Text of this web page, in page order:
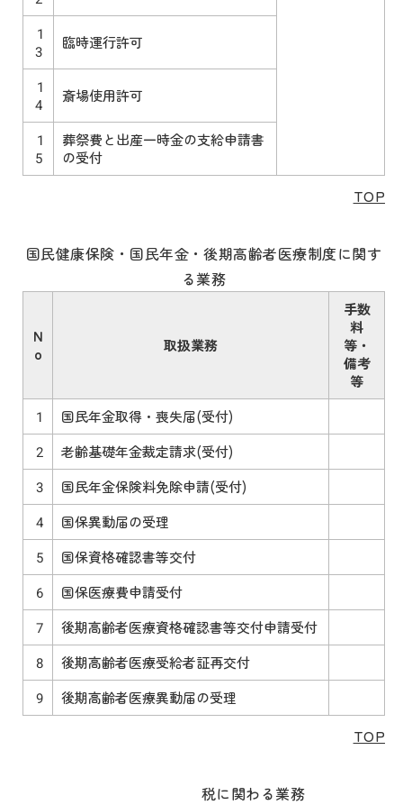
1
3
臨時運行許可
1
4
斎場使用許可
1
5
葬祭費と出産一時金の支給申請書
の受付
TOP
国民健康保険・国民年金・後期高齢者医療制度に関す
る業務
N
o
取扱業務
手数
料
等・
備考
等
1
国民年金取得・喪失届(受付)
2
老齢基礎年金裁定請求(受付)
3
国民年金保険料免除申請(受付)
4
国保異動届の受理
5
国保資格確認書等交付
6
国保医療費申請受付
7
後期高齢者医療資格確認書等交付申請受付
8
後期高齢者医療受給者証再交付
9
後期高齢者医療異動届の受理
TOP
税に関わる業務